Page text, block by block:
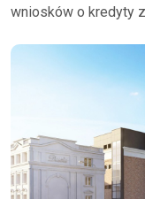
wniosków o kredyty